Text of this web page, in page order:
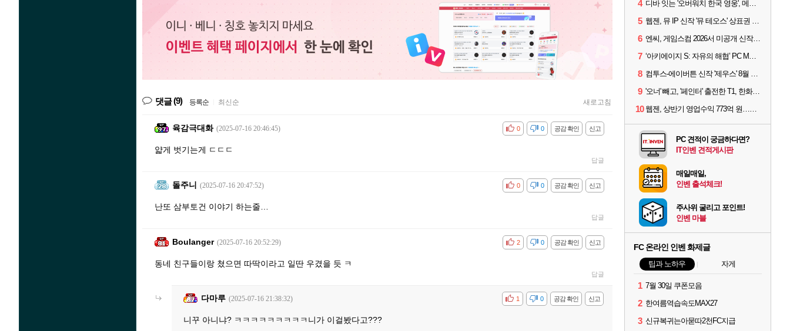
댓글(9) 등록순 최신순 새로고침
육감극대화 (2025-07-16 20:46:45) 신고
공감 확인
비공감 0
0
얇게 벗기는게 ㄷㄷㄷ
답글
돌주니 (2025-07-16 20:47:52) 신고
공감 확인
비공감 0
0
난또 삼부토건 이야기 하는줄…
답글
Boulanger (2025-07-16 20:52:29) 신고
공감 확인
비공감 0
2
동네 친구들이랑 쳤으면 따딱이라고 일딴 우겼을 듯 ㅋ
답글
다마루 (2025-07-16 21:38:32) 신고
공감 확인
비공감 0
1
니꾸 아니냐? ㅋㅋㅋㅋㅋㅋㅋㅋㅋ니가 이걸봤다고???
4 디바 잇는 '오버워치 한국 영웅', 메카 파일럿 디몬 나온다
5 웹젠, 뮤 IP 신작 '뮤 테오스' 상표권 출원
6 엔씨, 게임스컴 2026서 미공개 신작 최초 공개
7 ‘아키에이지 S: 자유의 해협’ PC MMORPG로 개발한다
8 컴투스-에이버튼 신작 '제우스' 8월 26일 출시…"모두를 위한 경쟁"
9 '오너' 빼고, '페인터' 출전한 T1, 한화생명에 패배
10 웹젠, 상반기 영업수익 773억 원…순이익 89% 증가
PC 견적이 궁금하다면?
IT인벤 견적게시판
매일매일,
인벤 출석체크!
주사위 굴리고 포인트!
인벤 마블
FC 온라인 인벤 화제글
팁과 노하우 자게
1 7월 30일 쿠폰모음
2 한여름역습속도MAX27
3 신규복귀는아묻따2천FC지급